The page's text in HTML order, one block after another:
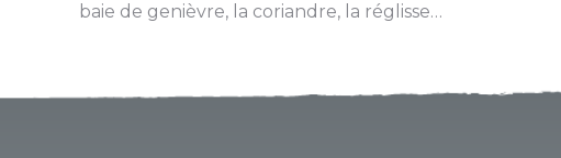
baie de genièvre, la coriandre, la réglisse…